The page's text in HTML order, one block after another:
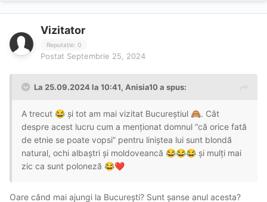
Vizitator
Reputație: 0
Postat Septembrie 25, 2024
La 25.09.2024 la 10:41, Anisia10a spus:
A trecut 😂 și tot am mai vizitat Bucureștiul 🙈. Cât
despre acest lucru cum a menționat domnul “că orice fată
de etnie se poate vopsi” pentru liniștea lui sunt blondă
natural, ochi albaștri și moldoveancă 😂😂😂 și mulți mai
zic ca sunt poloneză 😂❤️
Oare când mai ajungi la București? Sunt șanse anul acesta?